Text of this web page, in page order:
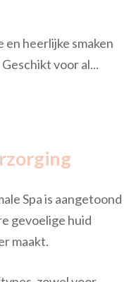
heerlijke smaken
voor al...
Spa is aangetoond
gevoelige huid
maakt.